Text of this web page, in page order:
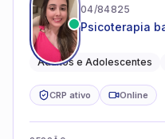
04/84825
Psicoterapia
Adultos e Adolescentes
CRP ativo Online